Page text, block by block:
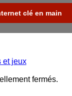
clé en main
et jeux
fermés.